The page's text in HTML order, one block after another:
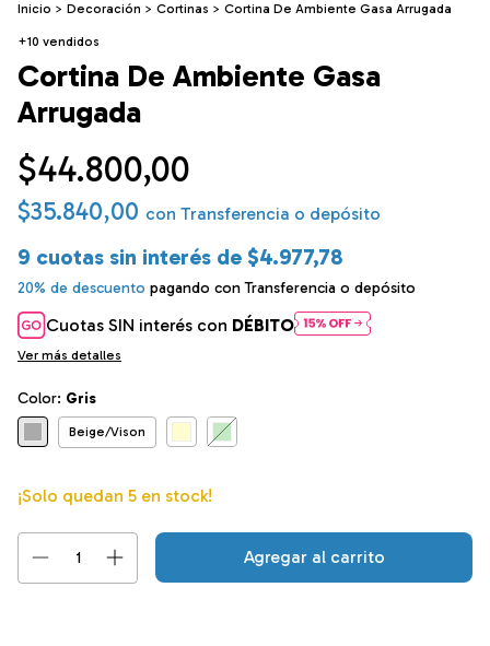
Inicio > Decoración > Cortinas > Cortina De Ambiente Gasa Arrugada
+10 vendidos
Cortina De Ambiente Gasa
Arrugada
$44.800,00
$35.840,00 con Transferencia o depósito
Cuotas SIN interés con DÉBITO
9 cuotas sin interés de $4.977,78
20% de descuento pagando con Transferencia o depósito
Ver más detalles
Color: Gris
Beige/Vison
¡Solo quedan 5 en stock!